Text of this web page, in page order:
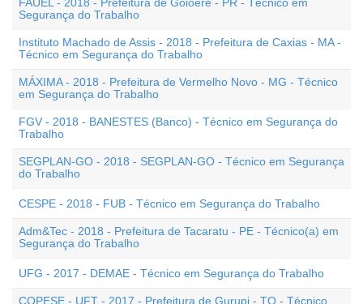
Segurança do Trabalho
Instituto Machado de Assis - 2018 - Prefeitura de Caxias - MA -
Técnico em Segurança do Trabalho
MÁXIMA - 2018 - Prefeitura de Vermelho Novo - MG - Técnico
em Segurança do Trabalho
FGV - 2018 - BANESTES (Banco) - Técnico em Segurança do
Trabalho
SEGPLAN-GO - 2018 - SEGPLAN-GO - Técnico em Segurança
do Trabalho
CESPE - 2018 - FUB - Técnico em Segurança do Trabalho
Adm&Tec - 2018 - Prefeitura de Tacaratu - PE - Técnico(a) em
Segurança do Trabalho
UFG - 2017 - DEMAE - Técnico em Segurança do Trabalho
COPESE - UFT - 2017 - Prefeitura de Gurupi - TO - Técnico